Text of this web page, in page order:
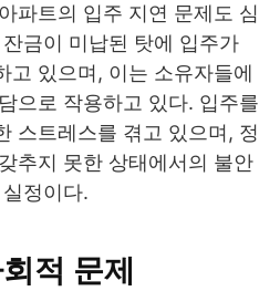
파트의 입주 지연 문제도 심
금이 미납된 탓에 입주가
고 있으며, 이는 소유자들에
으로 작용하고 있다. 입주를
스트레스를 겪고 있으며, 정
추지 못한 상태에서의 불안
정이다.
적 문제